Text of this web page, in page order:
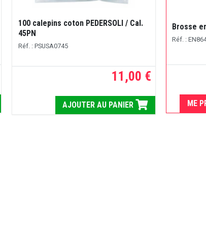
100 calepins coton PEDERSOLI / Cal.
45PN
Réf. : PSUSA0745
11,00 €
AJOUTER AU PANIER
Brosse
Réf. :
ME